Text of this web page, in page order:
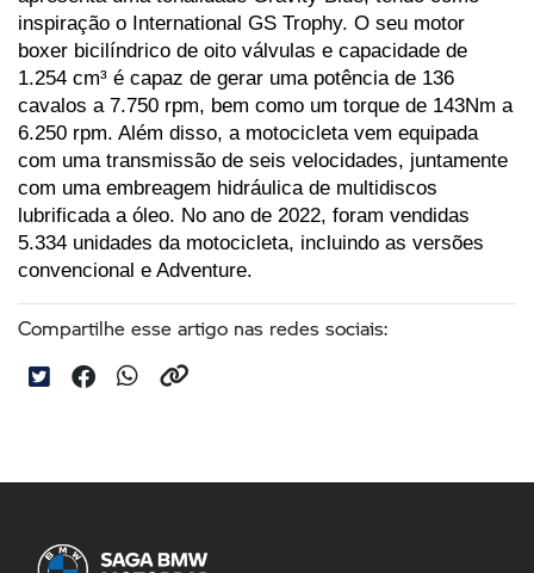
inspiração o International GS Trophy. O seu motor
boxer bicilíndrico de oito válvulas e capacidade de
1.254 cm³ é capaz de gerar uma potência de 136
cavalos a 7.750 rpm, bem como um torque de 143Nm a
6.250 rpm. Além disso, a motocicleta vem equipada
com uma transmissão de seis velocidades, juntamente
com uma embreagem hidráulica de multidiscos
lubrificada a óleo. No ano de 2022, foram vendidas
5.334 unidades da motocicleta, incluindo as versões
convencional e Adventure.
Compartilhe esse artigo nas redes sociais: